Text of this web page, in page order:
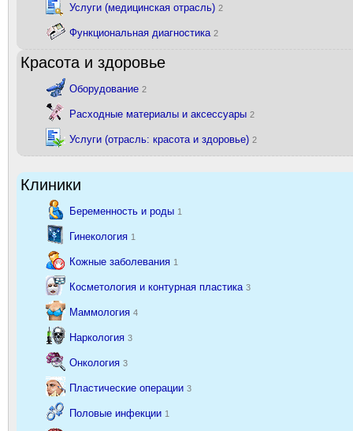
Услуги (медицинская отрасль) 2
Функциональная диагностика 2
Красота и здоровье
Оборудование 2
Расходные материалы и аксессуары 2
Услуги (отрасль: красота и здоровье) 2
Клиники
Беременность и роды 1
Гинекология 1
Кожные заболевания 1
Косметология и контурная пластика 3
Маммология 4
Наркология 3
Онкология 3
Пластические операции 3
Половые инфекции 1